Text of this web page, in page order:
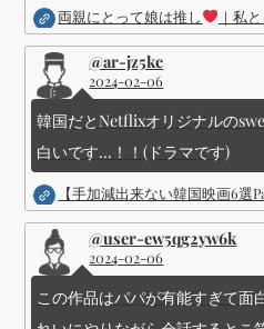
両親にとって娘は推し ｜私
@ar-jz5kc
2024-02-06
韓国だとNetflixオリジナルの
白いです...！！(ドラマです)
【手加減出来ない韓国映画6
@user-ew5qg2yw6k
2024-02-06
この作品はパパが有能すぎて面